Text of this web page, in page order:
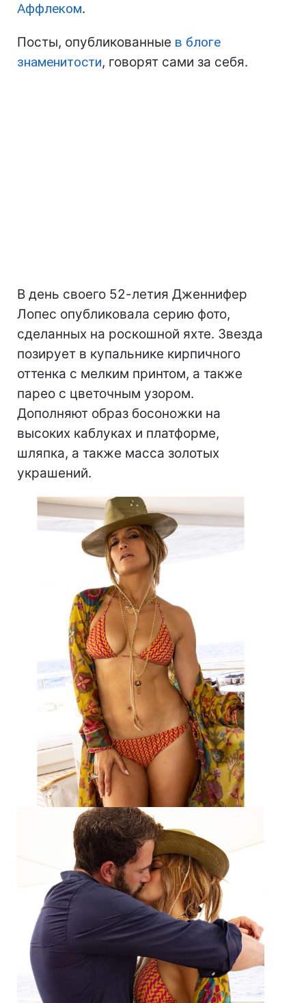
Аффлеком.
Посты, опубликованные в блоге
знаменитости, говорят сами за себя.
В день своего 52-летия Дженнифер
Лопес опубликовала серию фото,
сделанных на роскошной яхте. Звезда
позирует в купальнике кирпичного
оттенка с мелким принтом, а также
парео с цветочным узором.
Дополняют образ босоножки на
высоких каблуках и платформе,
шляпка, а также масса золотых
украшений.